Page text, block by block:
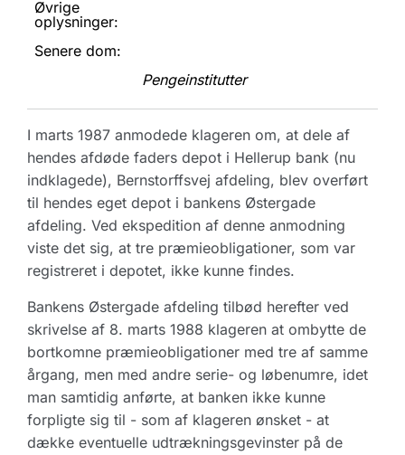
Øvrige
oplysninger:
Senere dom:
Pengeinstitutter
I marts 1987 anmodede klageren om, at dele af
hendes afdøde faders depot i Hellerup bank (nu
indklagede), Bernstorffsvej afdeling, blev overført
til hendes eget depot i bankens Østergade
afdeling. Ved ekspedition af denne anmodning
viste det sig, at tre præmieobligationer, som var
registreret i depotet, ikke kunne findes.
Bankens Østergade afdeling tilbød herefter ved
skrivelse af 8. marts 1988 klageren at ombytte de
bortkomne præmieobligationer med tre af samme
årgang, men med andre serie- og løbenumre, idet
man samtidig anførte, at banken ikke kunne
forpligte sig til - som af klageren ønsket - at
dække eventuelle udtrækningsgevinster på de